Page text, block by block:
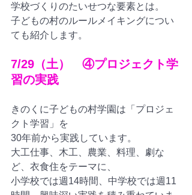
学校づくりのたいせつな要素とは。
子どもの村のルールメイキングについ
ても紹介します。
7/29（土）　④プロジェクト学
習の実践
きのくに子どもの村学園は「プロジェ
クト学習」を
30年前から実践しています。
大工仕事、木工、農業、料理、劇な
ど、衣食住をテーマに、
小学校では週14時間、中学校では週11